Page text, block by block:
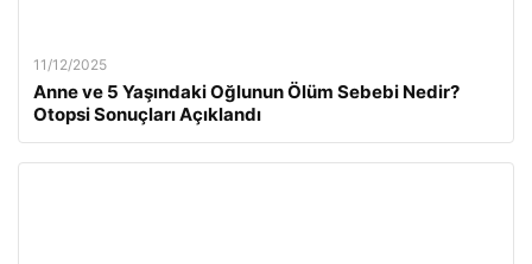
11/12/2025
Anne ve 5 Yaşındaki Oğlunun Ölüm Sebebi Nedir?
Otopsi Sonuçları Açıklandı